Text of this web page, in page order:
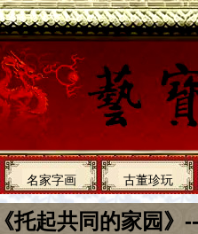
名家字画 古董珍玩
托起共同的家园》